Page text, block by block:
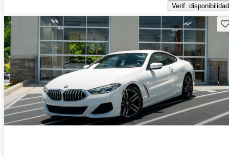
Verif. disponibilidad